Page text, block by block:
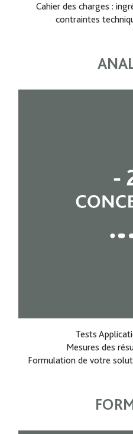
Cahier des charges :
contraintes
Tests
Mesures des
Formulation de votre